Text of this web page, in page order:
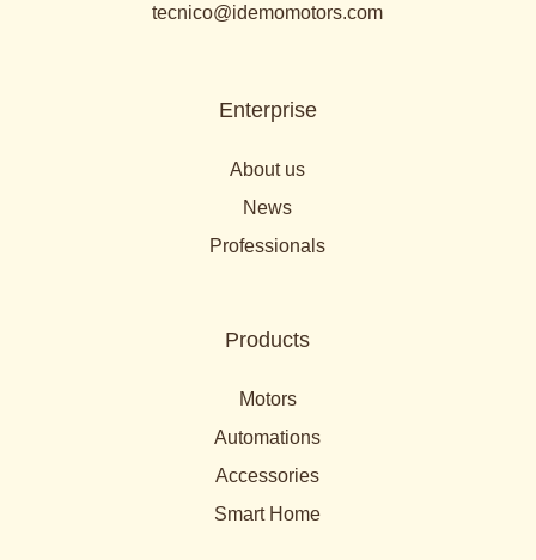
tecnico@idemomotors.com
Enterprise
About us
News
Professionals
Products
Motors
Automations
Accessories
Smart Home